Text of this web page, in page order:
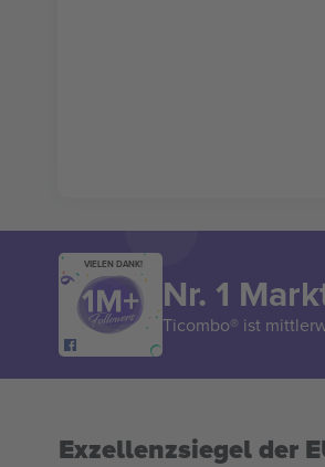
VIELEN DANK!
Nr. 1
Ticombo® ist
Exzellenzsiegel der